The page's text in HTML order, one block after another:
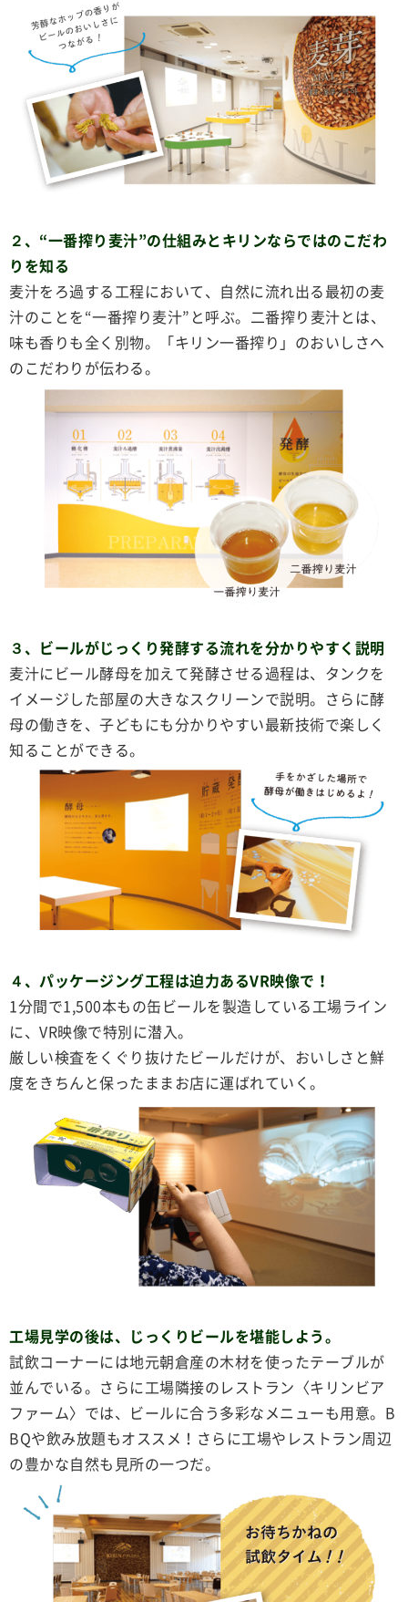
２、“一番搾り麦汁”の仕組みとキリンならではのこだわ
りを知る
麦汁をろ過する工程において、自然に流れ出る最初の麦
汁のことを“一番搾り麦汁”と呼ぶ。二番搾り麦汁とは、
味も香りも全く別物。「キリン一番搾り」のおいしさへ
のこだわりが伝わる。
３、ビールがじっくり発酵する流れを分かりやすく説明
麦汁にビール酵母を加えて発酵させる過程は、タンクを
イメージした部屋の大きなスクリーンで説明。さらに酵
母の働きを、子どもにも分かりやすい最新技術で楽しく
知ることができる。
４、パッケージング工程は迫力あるVR映像で！
1分間で1,500本もの缶ビールを製造している工場ライン
に、VR映像で特別に潜入。
厳しい検査をくぐり抜けたビールだけが、おいしさと鮮
度をきちんと保ったままお店に運ばれていく。
工場見学の後は、じっくりビールを堪能しよう。
試飲コーナーには地元朝倉産の木材を使ったテーブルが
並んでいる。さらに工場隣接のレストラン〈キリンビア
ファーム〉では、ビールに合う多彩なメニューも用意。B
BQや飲み放題もオススメ！さらに工場やレストラン周辺
の豊かな自然も見所の一つだ。